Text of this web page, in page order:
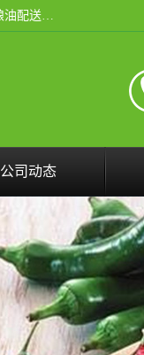
东莞市康隆膳食管理有限公司主要从事：蔬菜配送、食堂承包、企业工厂食堂承包、机关单位食堂承包、调味品配送、粮油配送、干货配送、副食配送、水果配送、海鲜配送等业务，东莞蔬菜配送电话，咨询在线客服。
公司动态